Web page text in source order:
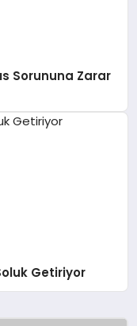
Sorununa Zarar
Getiriyor